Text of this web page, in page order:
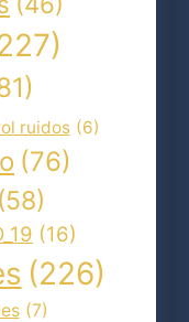
ruidos (6)
(76)
(58)
(16)
(226)
(7)